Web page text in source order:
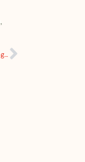
¿Cómo funciona la nanotecnología de XADO?